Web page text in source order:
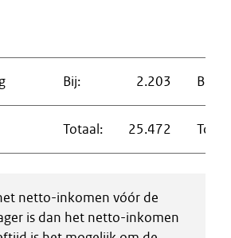
Bij: 2.203 Bij:
Totaal: 25.472
netto-inkomen vóór de
is dan het netto-inkomen